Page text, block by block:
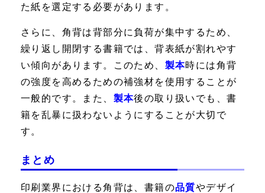
た紙を選定する必要があります。
さらに、角背は背部分に負荷が集中するため、
繰り返し開閉する書籍では、背表紙が割れやす
い傾向があります。このため、 製本時には角背
の強度を高めるための補強材を使用することが
一般的です。また、 製本後の取り扱いでも、書
籍を乱暴に扱わないようにすることが大切で
す。
まとめ
印刷業界における角背は、書籍の品質やデザイ